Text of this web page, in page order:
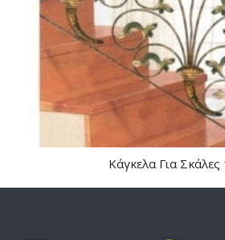
Κάγκελα Για Σκάλες